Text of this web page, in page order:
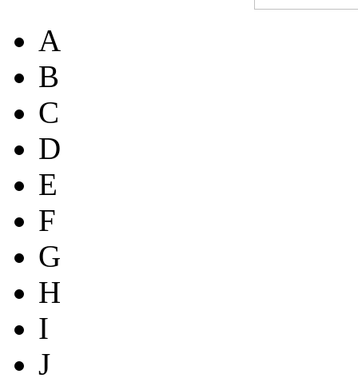
A
B
C
D
E
F
G
H
I
J